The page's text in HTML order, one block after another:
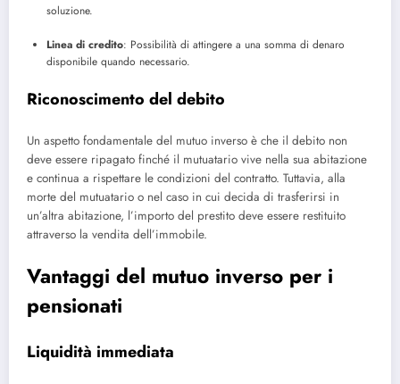
soluzione.
Linea di credito: Possibilità di attingere a una somma di denaro
disponibile quando necessario.
Riconoscimento del debito
Un aspetto fondamentale del mutuo inverso è che il debito non
deve essere ripagato finché il mutuatario vive nella sua abitazione
e continua a rispettare le condizioni del contratto. Tuttavia, alla
morte del mutuatario o nel caso in cui decida di trasferirsi in
un’altra abitazione, l’importo del prestito deve essere restituito
attraverso la vendita dell’immobile.
Vantaggi del mutuo inverso per i
pensionati
Liquidità immediata